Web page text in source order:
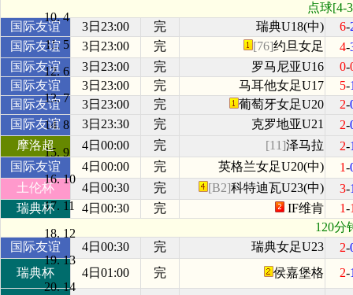
4
5
6
7
8
9
10
11
12
13
14
点球[4-
国际友谊
3日23:00 完 瑞典U18(中) 6-
国际友谊
3日23:00 完 [76]约旦女足 4-
国际友谊
3日23:00 完 罗马尼亚U16 0-
国际友谊
3日23:00 完 马耳他女足U17 5-
国际友谊
3日23:00 完 葡萄牙女足U20 2-
国际友谊
3日23:30 完 克罗地亚U21 2-
摩洛超
4日00:00 完 [11]泽马拉 2-
国际友谊
4日00:00 完 英格兰女足U20(中) 1-
土伦杯
4日00:30 完 [B2]科特迪瓦U23(中) 3-
瑞典杯
4日00:30 完 IF维肯 1-
120分
国际友谊
4日00:30 完 瑞典女足U23 2-
瑞典杯
4日01:00 完 侯嘉堡格 2-